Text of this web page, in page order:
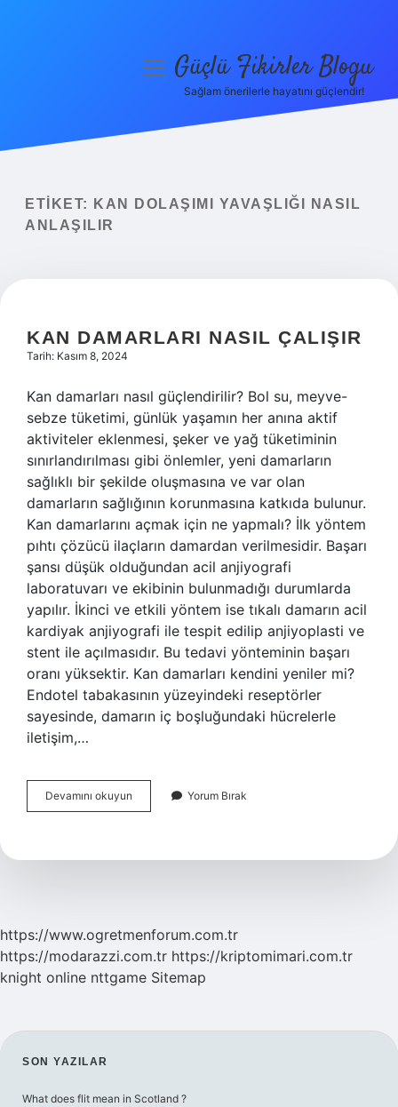
Yasal Uyarı
menüyüGüçlü Fikirler Blogu
Sağlam önerilerle hayatını güçlendir!
ETIKET:
KAN DOLAŞIMI YAVAŞLIĞI NASIL
ANLAŞILIR
KAN DAMARLARI NASIL ÇALIŞIR
Tarih: Kasım 8, 2024
Kan damarları nasıl güçlendirilir? Bol su, meyve-
sebze tüketimi, günlük yaşamın her anına aktif
aktiviteler eklenmesi, şeker ve yağ tüketiminin
sınırlandırılması gibi önlemler, yeni damarların
sağlıklı bir şekilde oluşmasına ve var olan
damarların sağlığının korunmasına katkıda bulunur.
Kan damarlarını açmak için ne yapmalı? İlk yöntem
pıhtı çözücü ilaçların damardan verilmesidir. Başarı
şansı düşük olduğundan acil anjiyografi
laboratuvarı ve ekibinin bulunmadığı durumlarda
yapılır. İkinci ve etkili yöntem ise tıkalı damarın acil
kardiyak anjiyografi ile tespit edilip anjiyoplasti ve
stent ile açılmasıdır. Bu tedavi yönteminin başarı
oranı yüksektir. Kan damarları kendini yeniler mi?
Endotel tabakasının yüzeyindeki reseptörler
sayesinde, damarın iç boşluğundaki hücrelerle
iletişim,…
Devamını okuyun
Damarları
Yorum Bırak
https://www.ogretmenforum.com.tr
https://modarazzi.com.tr https://kriptomimari.com.tr
knight online nttgame Sitemap
SIDEBAR
SON YAZILAR
What does flit mean in Scotland ?